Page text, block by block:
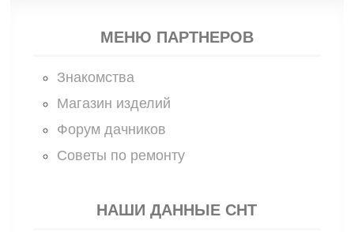
МЕНЮ ПАРТНЕРОВ
Знакомства
Магазин изделий
Форум дачников
Советы по ремонту
НАШИ ДАННЫЕ СНТ